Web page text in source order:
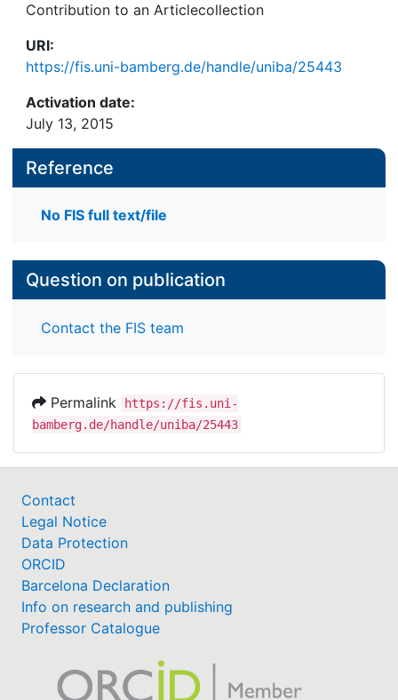
Contribution to an Articlecollection
URI:
https://fis.uni-bamberg.de/handle/uniba/25443
Activation date:
July 13, 2015
Reference
No FIS full text/file
Question on publication
Contact the FIS team
Permalink
https://fis.uni-
bamberg.de/handle/uniba/25443
Contact
Legal Notice
Data Protection
ORCID
Barcelona Declaration
Info on research and publishing
Professor Catalogue